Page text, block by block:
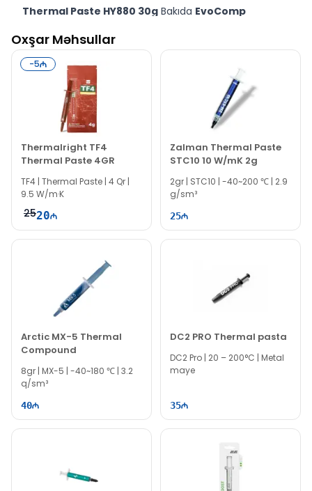
Thermal Paste HY880 30g Bakıda EvoComp
bilərsiniz.
Oxşar Məhsullar
-5
Thermalright TF4
Thermal Paste 4GR
TF4 | Thermal Paste | 4 Qr |
9.5 W/m·K
2520
Zalman Thermal Paste
STC10 10 W/mK 2g
2gr | STC10 | -40~200 ℃ | 2.9
g/sm³
25
Arctic MX-5 Thermal
Compound
8gr | MX-5 | -40~180 ℃ | 3.2
q/sm³
40
DC2 PRO Thermal pasta
DC2 Pro | 20 – 200°C | Metal
maye
35